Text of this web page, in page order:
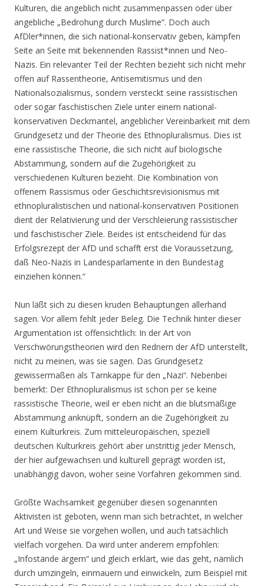
Kulturen, die angeblich nicht zusammenpassen oder über
angebliche „Bedrohung durch Muslime“. Doch auch
AfDler*innen, die sich national-konservativ geben, kämpfen
Seite an Seite mit bekennenden Rassist*innen und Neo-
Nazis. Ein relevanter Teil der Rechten bezieht sich nicht mehr
offen auf Rassentheorie, Antisemitismus und den
Nationalsozialismus, sondern versteckt seine rassistischen
oder sogar faschistischen Ziele unter einem national-
konservativen Deckmantel, angeblicher Vereinbarkeit mit dem
Grundgesetz und der Theorie des Ethnopluralismus. Dies ist
eine rassistische Theorie, die sich nicht auf biologische
Abstammung, sondern auf die Zugehörigkeit zu
verschiedenen Kulturen bezieht. Die Kombination von
offenem Rassismus oder Geschichtsrevisionismus mit
ethnopluralistischen und national-konservativen Positionen
dient der Relativierung und der Verschleierung rassistischer
und faschistischer Ziele. Beides ist entscheidend für das
Erfolgsrezept der AfD und schafft erst die Voraussetzung,
daß Neo-Nazis in Landesparlamente in den Bundestag
einziehen können.“
Nun läßt sich zu diesen kruden Behauptungen allerhand
sagen. Vor allem fehlt jeder Beleg. Die Technik hinter dieser
Argumentation ist offensichtlich: In der Art von
Verschwörungstheorien wird den Rednern der AfD unterstellt,
nicht zu meinen, was sie sagen. Das Grundgesetz
gewissermaßen als Tarnkappe für den „Nazi“. Nebenbei
bemerkt: Der Ethnopluralismus ist schon per se keine
rassistische Theorie, weil er eben nicht an die blutsmäßige
Abstammung anknüpft, sondern an die Zugehörigkeit zu
einem Kulturkreis. Zum mitteleuropäischen, speziell
deutschen Kulturkreis gehört aber unstrittig jeder Mensch,
der hier aufgewachsen und kulturell geprägt worden ist,
unabhängig davon, woher seine Vorfahren gekommen sind.
Größte Wachsamkeit gegenüber diesen sogenannten
Aktivisten ist geboten, wenn man sich betrachtet, in welcher
Art und Weise sie vorgehen wollen, und auch tatsächlich
vielfach vorgehen. Da wird unter anderem empfohlen:
„Infostände ärgern“ und gleich erklärt, wie das geht, nämlich
durch umzingeln, einmauern und einwickeln, zum Beispiel mit